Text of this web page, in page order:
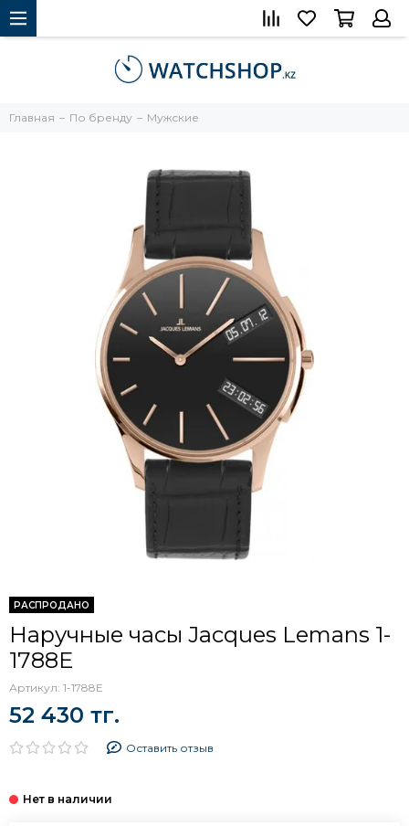
Главная По бренду Мужские
РАСПРОДАНО
Наручные часы Jacques Lemans 1-
1788E
Артикул: 1-1788E
52 430 тг.
Оставить отзыв